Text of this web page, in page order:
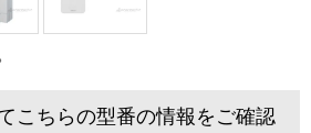
こちらの型番の情報をご確認